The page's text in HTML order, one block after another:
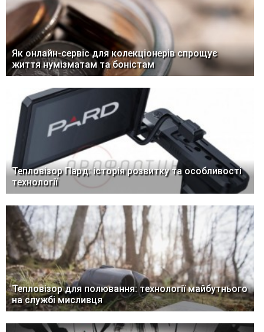
Як онлайн-сервіс для колекціонерів спрощує
життя нумізматам та боністам
Тепловізор Пард: історія розвитку та особливості
технології
Тепловізор для полювання: технології майбутнього
на службі мисливця